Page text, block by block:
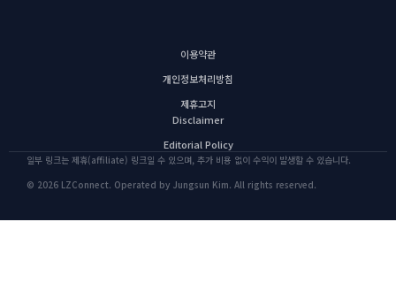
이용약관
개인정보처리방침
제휴고지
Disclaimer
Editorial Policy
일부 링크는 제휴(affiliate) 링크일 수 있으며, 추가 비용 없이 수익이 발생할 수 있습니다.
© 2026 LZConnect. Operated by Jungsun Kim. All rights reserved.